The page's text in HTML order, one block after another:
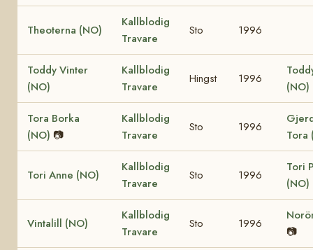
Theoterna (NO)
Kallblodig
Travare
Sto 1996
Toddy Vinter
(NO)
Kallblodig
Travare
Hingst 1996
(NO)
Tora Borka
(NO) 📷
Kallblodig
Travare
Sto 1996
Tora
Tori Anne (NO)
Kallblodig
Travare
Sto 1996
Tori
(NO)
Vintalill (NO)
Kallblodig
Travare
Sto 1996
📷